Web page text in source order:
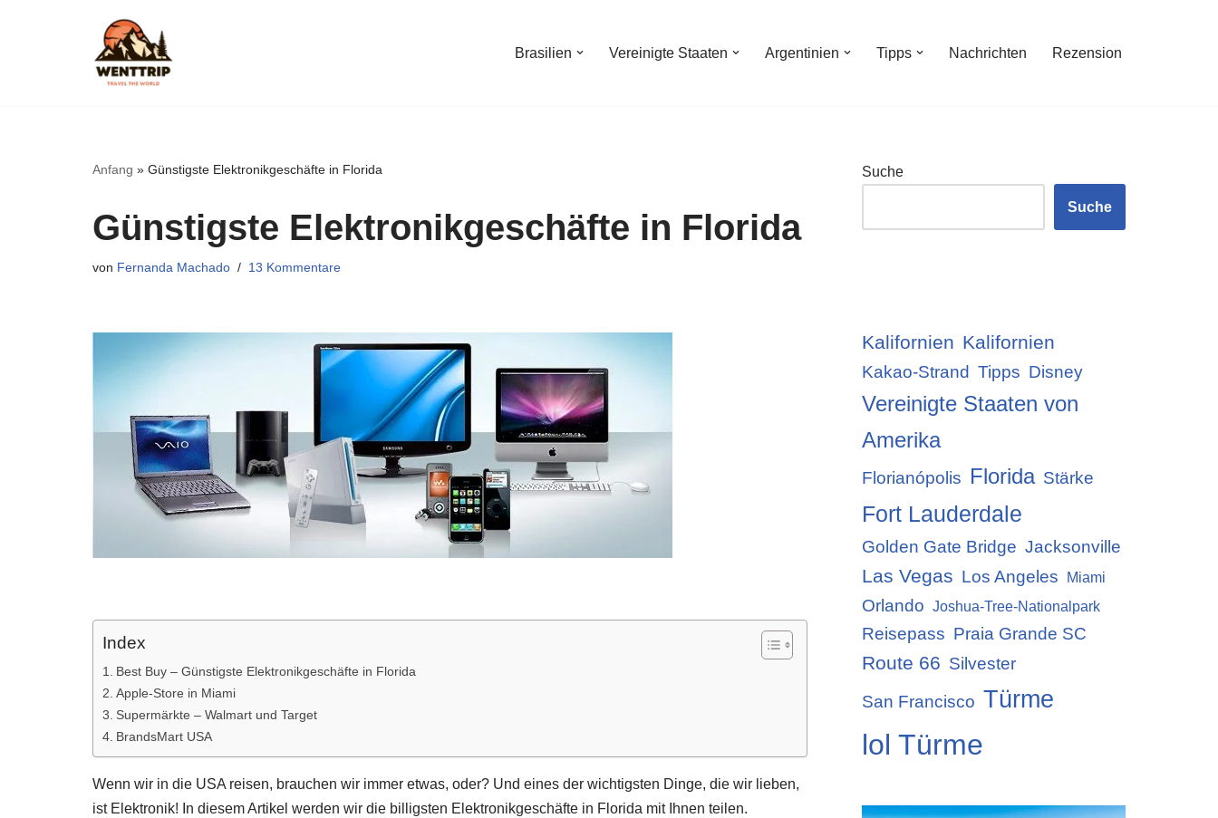
Brasilien Vereinigte Staaten Argentinien Tipps Nachrichten Rezension
Anfang » Günstigste Elektronikgeschäfte in Florida
Günstigste Elektronikgeschäfte in Florida
von Fernanda Machado 13 Kommentare
Index
Best Buy – Günstigste Elektronikgeschäfte in Florida
Apple-Store in Miami
Supermärkte – Walmart und Target
BrandsMart USA
Wenn wir in die USA reisen, brauchen wir immer etwas, oder? Und eines der wichtigsten Dinge, die wir lieben,
ist Elektronik! In diesem Artikel werden wir die billigsten Elektronikgeschäfte in Florida mit Ihnen teilen.
Suche
Suche
Kalifornien Kalifornien
Kakao-Strand Tipps Disney
Vereinigte Staaten von
Amerika
Florianópolis Florida Stärke
Fort Lauderdale
Golden Gate Bridge Jacksonville
Las Vegas Los Angeles Miami
Orlando Joshua-Tree-Nationalpark
Reisepass Praia Grande SC
Route 66 Silvester
San Francisco Türme
lol Türme